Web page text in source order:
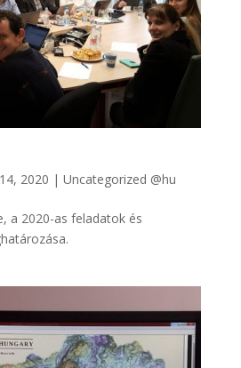
2020 | Uncategorized @hu
a 2020-as feladatok és